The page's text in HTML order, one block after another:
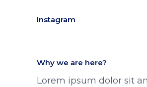
Instagram
Why we are here?
Lorem ipsum dolor sit